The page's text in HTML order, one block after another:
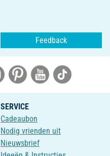
Feedback
SERVICE
Cadeaubon
Nodig vrienden uit
Nieuwsbrief